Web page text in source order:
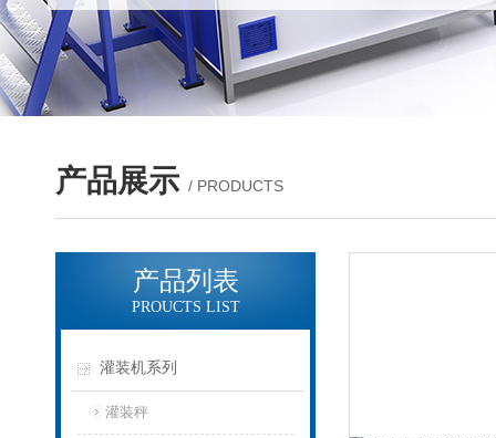
产品展示 / PRODUCTS
产品列表
PROUCTS LIST
灌装机系列
灌装秤